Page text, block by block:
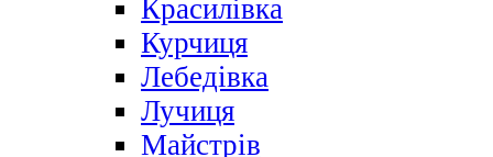
Красилівка
Курчиця
Лебедівка
Лучиця
Майстрів